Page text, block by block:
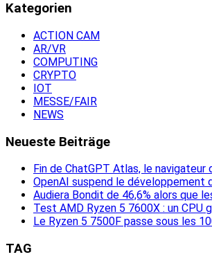
Kategorien
ACTION CAM
AR/VR
COMPUTING
CRYPTO
IOT
MESSE/FAIR
NEWS
Neueste Beiträge
Fin de ChatGPT Atlas, le navigateur
OpenAI suspend le développement
Audiera Bondit de 46,6% alors que
Test AMD Ryzen 5 7600X : un CPU
Le Ryzen 5 7500F passe sous les
TAG